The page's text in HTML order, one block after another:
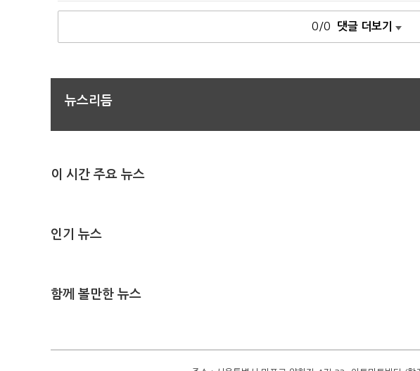
0/0 댓글 더보기
뉴스리듬
이 시간 주요 뉴스
인기 뉴스
함께 볼만한 뉴스